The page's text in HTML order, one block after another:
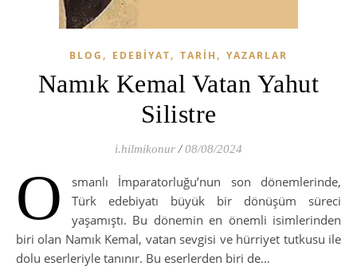
BLOG , EDEBIYAT, TARIH , YAZARLAR
Namık Kemal Vatan Yahut
Silistre
i.hilmikonur / 08/08/2024
O
smanlı İmparatorluğu’nun son dönemlerinde,
Türk edebiyatı büyük bir dönüşüm süreci
yaşamıştı. Bu dönemin en önemli isimlerinden
biri olan Namık Kemal, vatan sevgisi ve hürriyet tutkusu ile
dolu eserleriyle tanınır. Bu eserlerden biri de…